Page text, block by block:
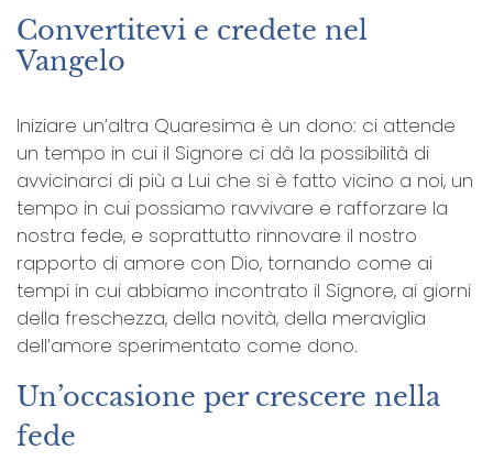
Convertitevi e credete nel
Vangelo
Iniziare un’altra Quaresima è un dono: ci attende
un tempo in cui il Signore ci dà la possibilità di
avvicinarci di più a Lui che si è fatto vicino a noi, un
tempo in cui possiamo ravvivare e rafforzare la
nostra fede, e soprattutto rinnovare il nostro
rapporto di amore con Dio, tornando come ai
tempi in cui abbiamo incontrato il Signore, ai giorni
della freschezza, della novità, della meraviglia
dell’amore sperimentato come dono.
Un’occasione per crescere nella
fede